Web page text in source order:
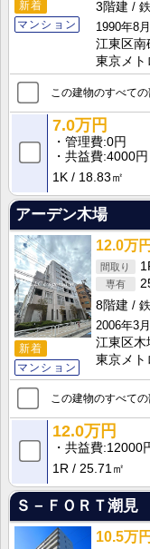
新着
マンション
3階建
1990年8月
江東区南
東京メト
この建物のすべて
7.0万円
管理費 0円
共益費 4000円
1K
18.83㎡
アーデン木場
新着
マンション
12.0万円
8階建
2006年3月
江東区木
東京メト
この建物のすべて
12.0万円
共益費 12000
1R
25.71㎡
Ｓ－ＦＯＲＴ潮見
10.5万